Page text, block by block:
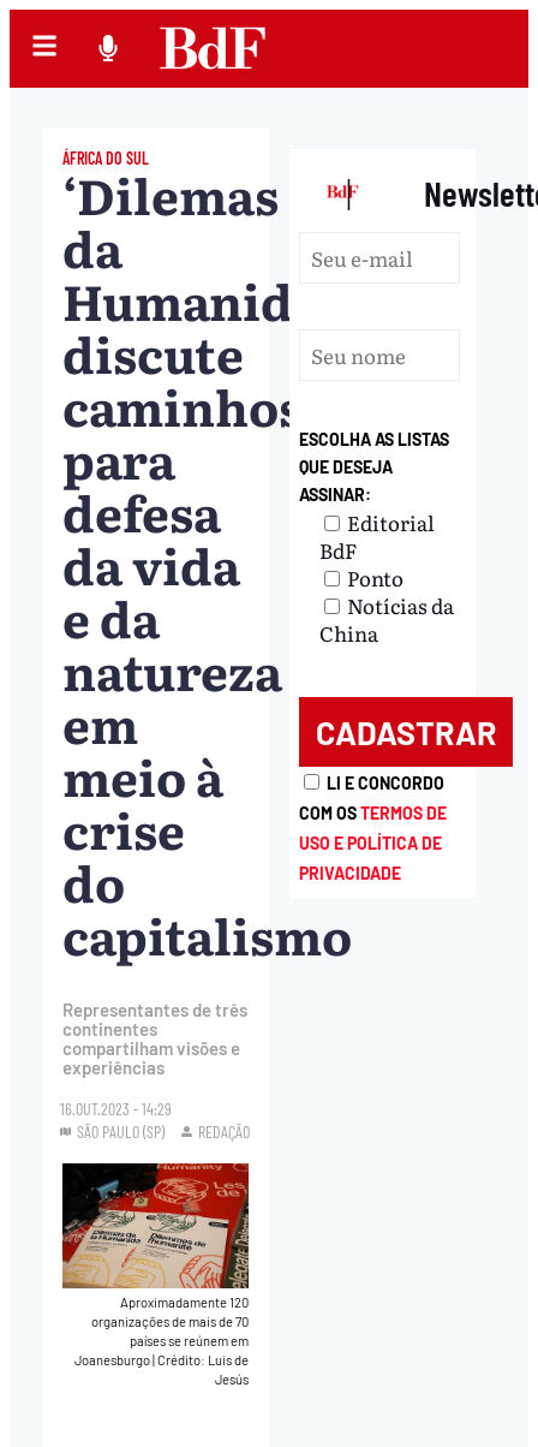
ÁFRICA DO SUL
‘Dilemas
da
Humanidade’
discute
caminhos
para
defesa
da vida
e da
natureza
em
meio à
crise
do
capitalismo
Representantes de três
continentes
compartilham visões e
experiências
16.OUT.2023 - 14:29
SÃO PAULO (SP)
REDAÇÃO
Aproximadamente 120
organizações de mais de 70
países se reúnem em
Joanesburgo|Crédito: Luis de
Jesús
|
ESCOLHA AS LISTAS
QUE DESEJA
ASSINAR:
Editorial
BdF
Ponto
Notícias da
China
LI E CONCORDO
COM OSTERMOS DE
USO E POLÍTICA DE
PRIVACIDADE